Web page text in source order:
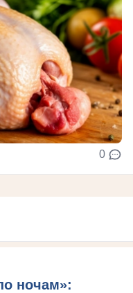
0
ночам»: